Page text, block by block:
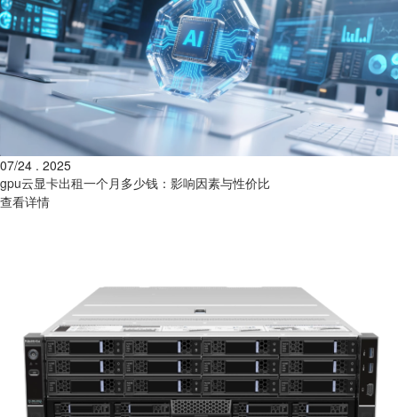
07/24 . 2025
gpu云显卡出租一个月多少钱：影响因素与性价比
查看详情